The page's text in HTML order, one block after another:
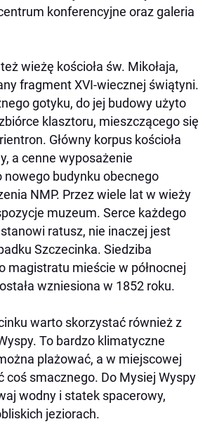
konferencyjne oraz galeria
wieżę kościoła św. Mikołaja,
fragment XVI-wiecznej świątyni.
gotyku, do jej budowy użyto
klasztoru, mieszczącego się
Główny korpus kościoła
a cenne wyposażenie
nowego budynku obecnego
NMP. Przez wiele lat w wieży
muzeum. Serce każdego
ratusz, nie inaczej jest
Szczecinka. Siedziba
magistratu mieście w północnej
wzniesiona w 1852 roku.
warto skorzystać również z
To bardzo klimatyczne
plażować, a w miejscowej
coś smacznego. Do Mysiej Wyspy
wodny i statek spacerowy,
jeziorach.